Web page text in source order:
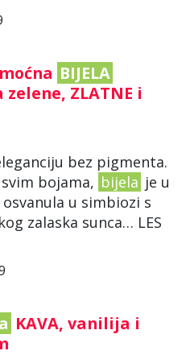
BIJELA
ZLATNE i
bez pigmenta.
bojama, bijela je u
u simbiozi s
zalaska sunca… LES
KAVA, vanilija i